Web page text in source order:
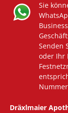
Sie
Senden
oder Ihr
Dräxlmaier